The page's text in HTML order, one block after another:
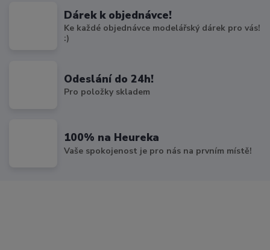
Dárek k objednávce!
Ke každé objednávce modelářský dárek pro vás!
:)
Odeslání do 24h!
Pro položky skladem
100% na Heureka
Vaše spokojenost je pro nás na prvním místě!